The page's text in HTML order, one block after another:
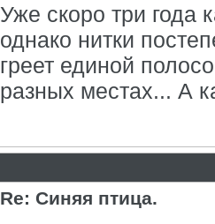
Уже скоро три года
однако нитки
греет единой
разных местах... А
Re: Синяя птица.